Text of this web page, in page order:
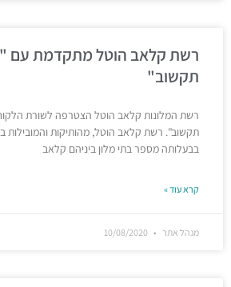
רשת קלאב הוטל מתקדמת עם
תקשוב"
רשת המלונות קלאב הוטל הצטרפה לשורת הלקוחות
תקשוב". רשת קלאב הוטל, מהותיקות והמובילות
בבעלותה מספר בתי מלון ביניהם קלאב
קרא עוד »
מנהל אתר 10/08/2020